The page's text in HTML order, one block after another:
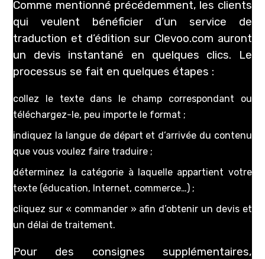
Comme mentionné précédemment, les clients
qui veulent bénéficier d’un service de
traduction et d’édition sur Clevoo.com auront
un devis instantané en quelques clics. Le
processus se fait en quelques étapes :
collez le texte dans le champ correspondant ou
téléchargez-le, peu importe le format ;
indiquez la langue de départ et d’arrivée du contenu
que vous voulez faire traduire ;
déterminez la catégorie à laquelle appartient votre
texte (éducation, Internet, commerce…) ;
cliquez sur « commander » afin d’obtenir un devis et
un délai de traitement.
Pour des consignes supplémentaires,